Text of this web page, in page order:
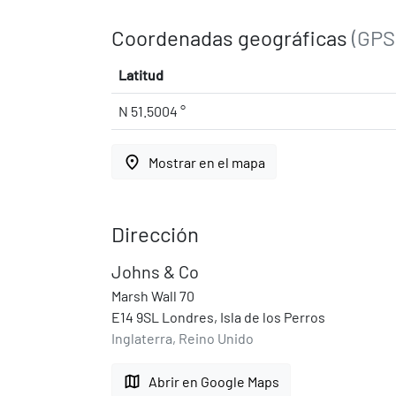
Coordenadas geográficas
Latitud
N 51.5004 °
place Mostrar en el mapa
Dirección
Johns & Co
Marsh Wall 70
E14 9SL Londres, Isla de los Perros
Inglaterra, Reino Unido
map Abrir en Google Maps